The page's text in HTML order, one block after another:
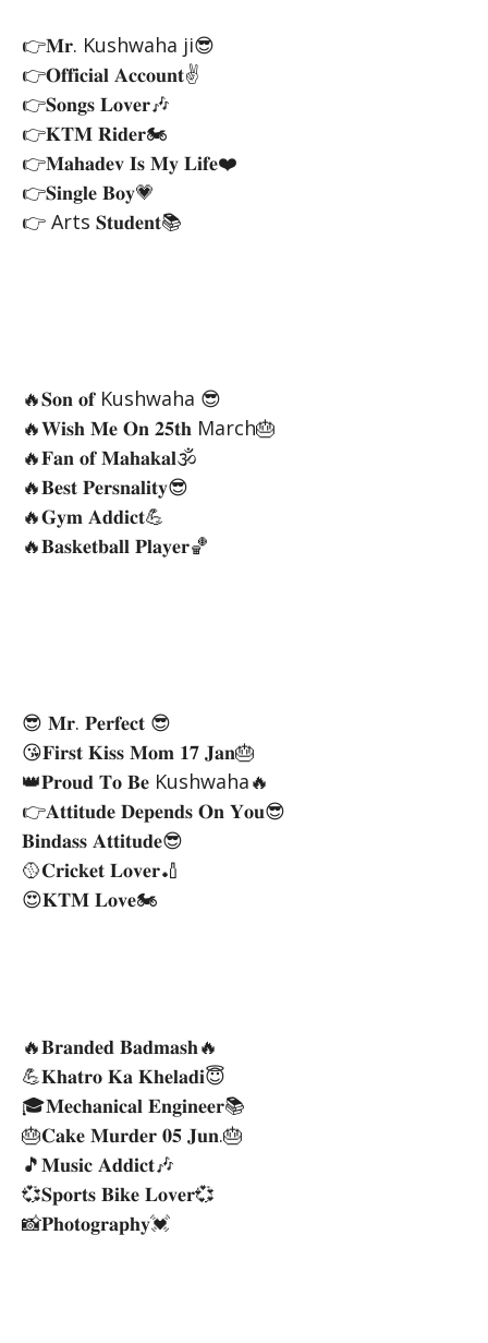
👉𝐌𝐫. Kushwaha ji😎
👉𝐎𝐟𝐟𝐢𝐜𝐢𝐚𝐥 𝐀𝐜𝐜𝐨𝐮𝐧𝐭✌
👉𝐒𝐨𝐧𝐠𝐬 𝐋𝐨𝐯𝐞𝐫🎶
👉𝐊𝐓𝐌 𝐑𝐢𝐝𝐞𝐫🏍
👉𝐌𝐚𝐡𝐚𝐝𝐞𝐯 𝐈𝐬 𝐌𝐲 𝐋𝐢𝐟𝐞❤️
👉𝐒𝐢𝐧𝐠𝐥𝐞 𝐁𝐨𝐲💗
👉 Arts 𝐒𝐭𝐮𝐝𝐞𝐧𝐭📚
🔥𝐒𝐨𝐧 𝐨𝐟 Kushwaha 😎
🔥𝐖𝐢𝐬𝐡 𝐌𝐞 𝐎𝐧 𝟐𝟓𝐭𝐡 March🎂
🔥𝐅𝐚𝐧 𝐨𝐟 𝐌𝐚𝐡𝐚𝐤𝐚𝐥🕉️
🔥𝐁𝐞𝐬𝐭 𝐏𝐞𝐫𝐬𝐧𝐚𝐥𝐢𝐭𝐲😎
🔥𝐆𝐲𝐦 𝐀𝐝𝐝𝐢𝐜𝐭💪
🔥𝐁𝐚𝐬𝐤𝐞𝐭𝐛𝐚𝐥𝐥 𝐏𝐥𝐚𝐲𝐞𝐫🏀
😎 𝐌𝐫. 𝐏𝐞𝐫𝐟𝐞𝐜𝐭 😎
😘𝐅𝐢𝐫𝐬𝐭 𝐊𝐢𝐬𝐬 𝐌𝐨𝐦 𝟏𝟕 𝐉𝐚𝐧🎂
👑𝐏𝐫𝐨𝐮𝐝 𝐓𝐨 𝐁𝐞 Kushwaha🔥
👉𝐀𝐭𝐭𝐢𝐭𝐮𝐝𝐞 𝐃𝐞𝐩𝐞𝐧𝐝𝐬 𝐎𝐧 𝐘𝐨𝐮😎
𝐁𝐢𝐧𝐝𝐚𝐬𝐬 𝐀𝐭𝐭𝐢𝐭𝐮𝐝𝐞😎
🥎𝐂𝐫𝐢𝐜𝐤𝐞𝐭 𝐋𝐨𝐯𝐞𝐫🏏
😍𝐊𝐓𝐌 𝐋𝐨𝐯𝐞🏍
🔥𝐁𝐫𝐚𝐧𝐝𝐞𝐝 𝐁𝐚𝐝𝐦𝐚𝐬𝐡🔥
💪𝐊𝐡𝐚𝐭𝐫𝐨 𝐊𝐚 𝐊𝐡𝐞𝐥𝐚𝐝𝐢😇
🎓𝐌𝐞𝐜𝐡𝐚𝐧𝐢𝐜𝐚𝐥 𝐄𝐧𝐠𝐢𝐧𝐞𝐞𝐫📚
🎂𝐂𝐚𝐤𝐞 𝐌𝐮𝐫𝐝𝐞𝐫 𝟎𝟓 𝐉𝐮𝐧.🎂
🎵𝐌𝐮𝐬𝐢𝐜 𝐀𝐝𝐝𝐢𝐜𝐭🎶
💞𝐒𝐩𝐨𝐫𝐭𝐬 𝐁𝐢𝐤𝐞 𝐋𝐨𝐯𝐞𝐫💞
📸𝐏𝐡𝐨𝐭𝐨𝐠𝐫𝐚𝐩𝐡𝐲💓